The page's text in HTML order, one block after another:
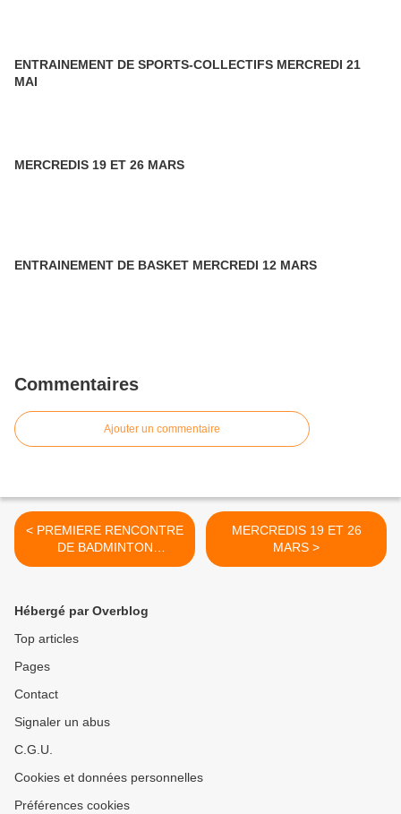
ENTRAINEMENT DE SPORTS-COLLECTIFS MERCREDI 21
MAI
MERCREDIS 19 ET 26 MARS
ENTRAINEMENT DE BASKET MERCREDI 12 MARS
Commentaires
Ajouter un commentaire
< PREMIERE RENCONTRE
DE BADMINTON
MERCREDI 12 MARS
MERCREDIS 19 ET 26
MARS >
Hébergé par Overblog
Top articles
Pages
Contact
Signaler un abus
C.G.U.
Cookies et données personnelles
Préférences cookies